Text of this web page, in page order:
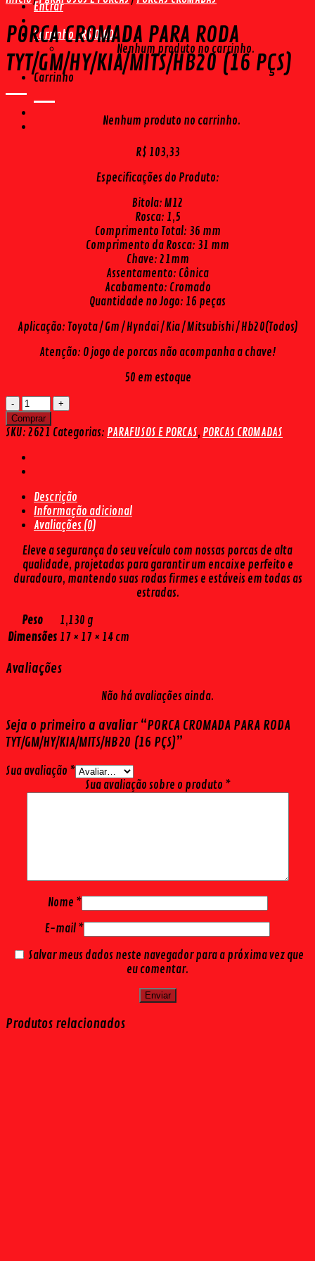
Entrar
Carrinho /R$0,00
Nenhum produto no carrinho.
Carrinho
Nenhum produto no carrinho.
PORCA CROMADA PARA RODA
TYT/GM/HY/KIA/MITS/HB20 (16 PÇS)
R$ 103,33
Especificações do Produto:
Bitola: M12
Rosca: 1,5
Comprimento Total: 36 mm
Comprimento da Rosca: 31 mm
Chave: 21mm
Assentamento: Cônica
Acabamento: Cromado
Quantidade no Jogo: 16 peças
Aplicação: Toyota / Gm / Hyndai / Kia / Mitsubishi / Hb20(Todos)
Atenção: O jogo de porcas não acompanha a chave!
50 em estoque
PORCA
CROMADA
PARA
TYT/GM/HY/KIA/MITS/HB20
(16
quantidade
Comprar
SKU: 2621 Categorias: PARAFUSOS E PORCAS, PORCAS CROMADAS
Descrição
Informação adicional
Avaliações (0)
Eleve a segurança do seu veículo com nossas porcas de alta
qualidade, projetadas para garantir um encaixe perfeito e
duradouro, mantendo suas rodas firmes e estáveis em todas as
estradas.
Peso
1,130 g
Dimensões 17 × 17 × 14 cm
Avaliações
Não há avaliações ainda.
Seja o primeiro a avaliar “PORCA CROMADA PARA RODA
TYT/GM/HY/KIA/MITS/HB20 (16 PÇS)”
Sua avaliação *
Sua avaliação sobre o produto *
Nome *
E-mail *
Salvar meus dados neste navegador para a próxima vez que
eu comentar.
Produtos relacionados